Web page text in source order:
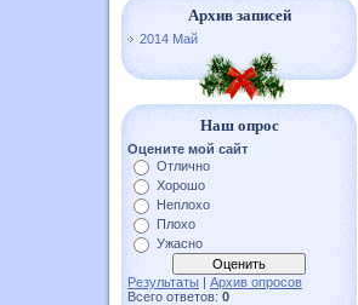
Архив записей
2014 Май
Наш опрос
Оцените мой сайт
Отлично
Хорошо
Неплохо
Плохо
Ужасно
Результаты | Архив опросов
Всего ответов: 0